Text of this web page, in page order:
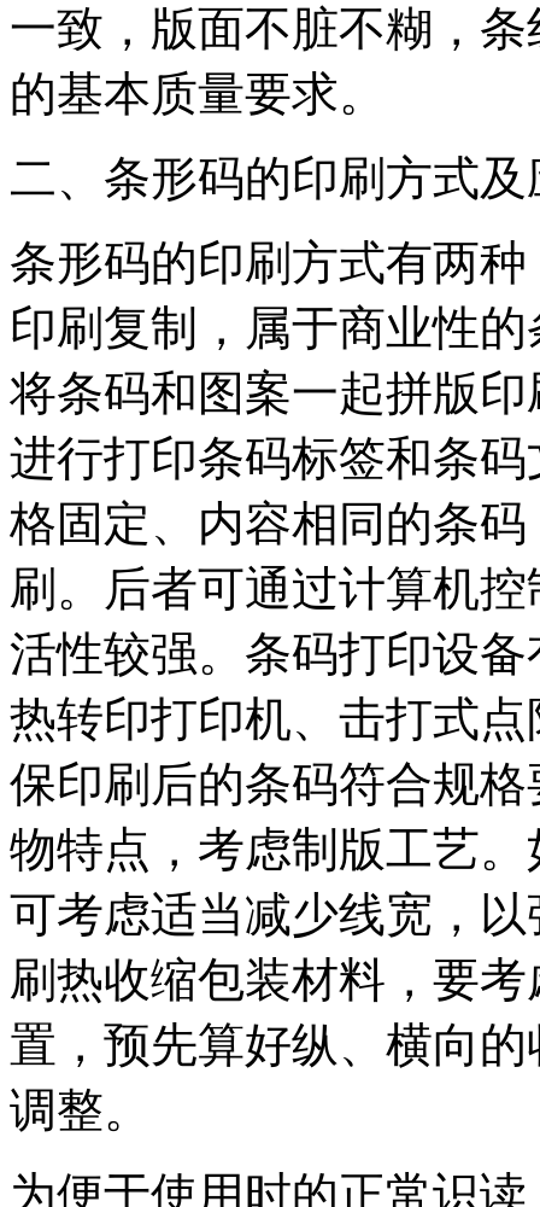
一致，版面不脏不糊，
的基本质量要求。
二、条形码的印刷方式
条形码的印刷方式有两
印刷复制，属于商业性
将条码和图案一起拼版
进行打印条码标签和条
格固定、内容相同的条
刷。后者可通过计算机
活性较强。条码打印设
热转印打印机、击打式
保印刷后的条码符合规
物特点，考虑制版工艺
可考虑适当减少线宽，
刷热收缩包装材料，要
置，预先算好纵、横向
调整。
为便于使用时的正常识